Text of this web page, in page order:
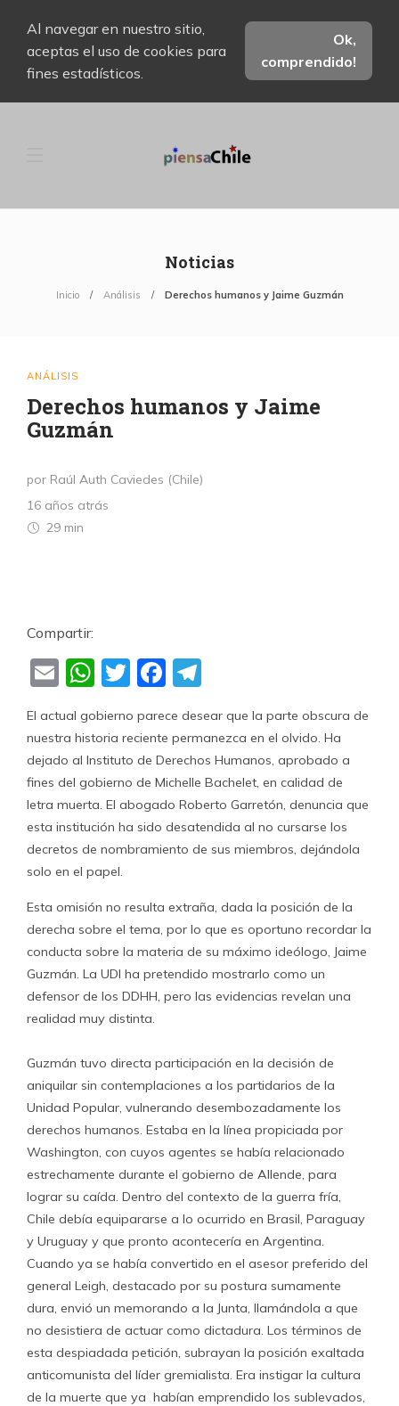
Al navegar en nuestro sitio,
aceptas el uso de cookies para
fines estadísticos.
Ok,
comprendido!
Noticias
Inicio Análisis Derechos humanos y Jaime Guzmán
ANÁLISIS
Derechos humanos y Jaime
Guzmán
por Raúl Auth Caviedes (Chile)
16 años atrás
29 min
Compartir:
EmailWhatsApp
TwitterFacebook
El actual gobierno parece desear que la parte obscura de
nuestra historia reciente permanezca en el olvido. Ha
dejado al Instituto de Derechos Humanos, aprobado a
fines del gobierno de Michelle Bachelet, en calidad de
letra muerta. El abogado Roberto Garretón, denuncia que
esta institución ha sido desatendida al no cursarse los
decretos de nombramiento de sus miembros, dejándola
solo en el papel.
Esta omisión no resulta extraña, dada la posición de la
derecha sobre el tema, por lo que es oportuno recordar la
conducta sobre la materia de su máximo ideólogo, Jaime
Guzmán. La UDI ha pretendido mostrarlo como un
defensor de los DDHH, pero las evidencias revelan una
realidad muy distinta.
Guzmán tuvo directa participación en la decisión de
aniquilar sin contemplaciones a los partidarios de la
Unidad Popular, vulnerando desembozadamente los
derechos humanos. Estaba en la línea propiciada por
Washington, con cuyos agentes se había relacionado
estrechamente durante el gobierno de Allende, para
lograr su caída. Dentro del contexto de la guerra fría,
Chile debía equipararse a lo ocurrido en Brasil, Paraguay
y Uruguay y que pronto acontecería en Argentina.
Cuando ya se había convertido en el asesor preferido del
general Leigh, destacado por su postura sumamente
dura, envió un memorando a la Junta, llamándola a que
no desistiera de actuar como dictadura. Los términos de
esta despiadada petición, subrayan la posición exaltada
anticomunista del líder gremialista. Era instigar la cultura
de la muerte que ya habían emprendido los sublevados,